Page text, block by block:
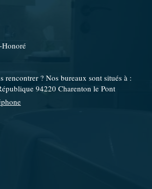
Honoré
rencontrer ? Nos bureaux sont situés à :
94220 Charenton le Pont